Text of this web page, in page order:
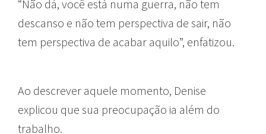
“Não dá, você está numa guerra, não tem
descanso e não tem perspectiva de sair, não
tem perspectiva de acabar aquilo”, enfatizou.
Ao descrever aquele momento, Denise
explicou que sua preocupação ia além do
trabalho.